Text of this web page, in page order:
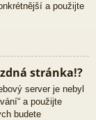
a použijte
stránka!?
server je nebyl
a použijte
budete